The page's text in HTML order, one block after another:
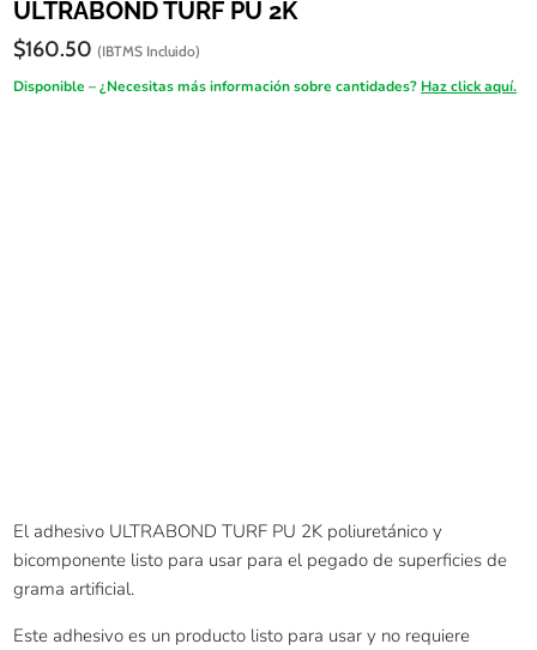
ULTRABOND TURF PU 2K
$160.50 (IBTMS Incluido)
Disponible – ¿Necesitas más información sobre cantidades? Haz click aquí.
El adhesivo ULTRABOND TURF PU 2K poliuretánico y
bicomponente listo para usar para el pegado de superficies de
grama artificial.
Este adhesivo es un producto listo para usar y no requiere